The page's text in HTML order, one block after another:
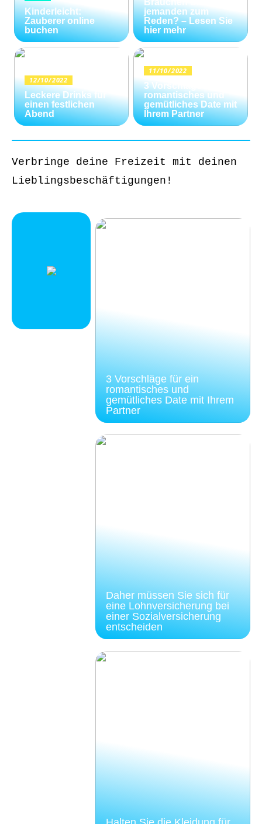
Kinderleicht:
Zauberer online
buchen
Brauchen Sie
jemanden zum
Reden? – Lesen Sie
hier mehr
12/10/2022
Leckere Drinks für
einen festlichen
Abend
11/10/2022
3 Vorschläge für ein
romantisches und
gemütliches Date mit
Ihrem Partner
Verbringe deine Freizeit mit deinen
Lieblingsbeschäftigungen!
3 Vorschläge für ein
romantisches und
gemütliches Date mit Ihrem
Partner
Daher müssen Sie sich für
eine Lohnversicherung bei
einer Sozialversicherung
entscheiden